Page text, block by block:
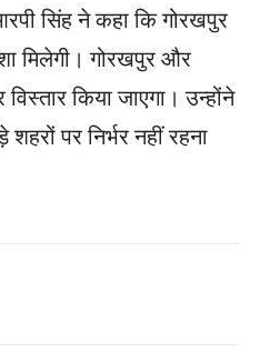
सिंह ने कहा कि गोरखपुर
मिलेगी। गोरखपुर और
किया जाएगा। उन्होंने
पर निर्भर नहीं रहना